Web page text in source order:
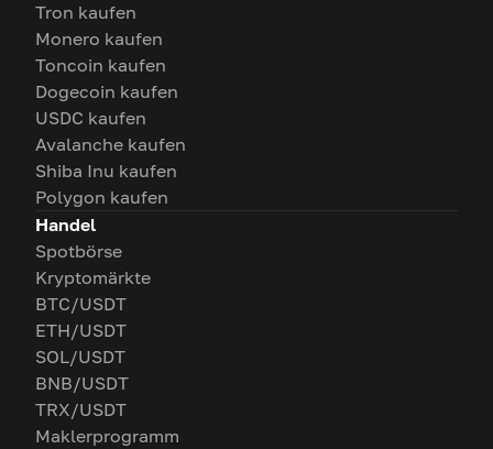
Tron kaufen
Monero kaufen
Toncoin kaufen
Dogecoin kaufen
USDC kaufen
Avalanche kaufen
Shiba Inu kaufen
Polygon kaufen
Handel
Spotbörse
Kryptomärkte
BTC/USDT
ETH/USDT
SOL/USDT
BNB/USDT
TRX/USDT
Maklerprogramm